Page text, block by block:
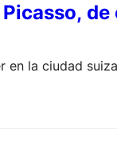
en la ciudad